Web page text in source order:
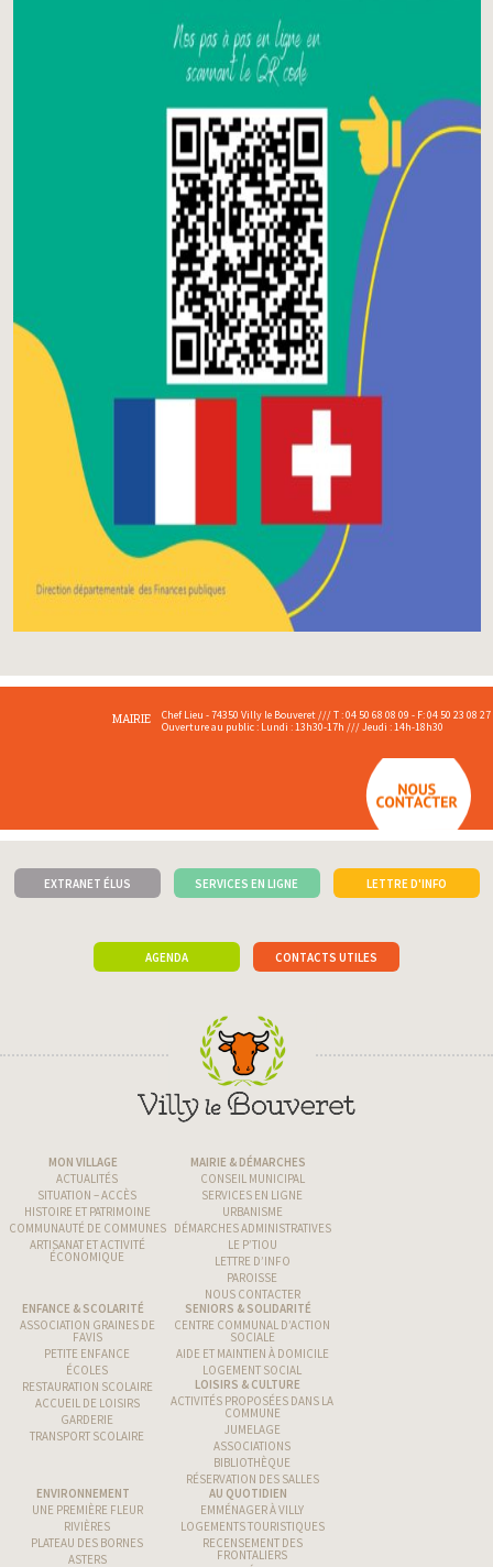
MAIRIE
Chef Lieu - 74350 Villy le Bouveret /// T : 04 50 68 08 09 - F: 04 50 23 08 27
Ouverture au public : Lundi : 13h30-17h /// Jeudi : 14h-18h30
EXTRANET ÉLUS SERVICES EN LIGNE LETTRE D'INFO
AGENDA CONTACTS UTILES
MON VILLAGE
ACTUALITÉS
SITUATION – ACCÈS
HISTOIRE ET PATRIMOINE
COMMUNAUTÉ DE COMMUNES
ARTISANAT ET ACTIVITÉ
ÉCONOMIQUE
MAIRIE & DÉMARCHES
CONSEIL MUNICIPAL
SERVICES EN LIGNE
URBANISME
DÉMARCHES ADMINISTRATIVES
LE P’TIOU
LETTRE D’INFO
PAROISSE
NOUS CONTACTER
ENFANCE & SCOLARITÉ
ASSOCIATION GRAINES DE
FAVIS
PETITE ENFANCE
ÉCOLES
RESTAURATION SCOLAIRE
ACCUEIL DE LOISIRS
GARDERIE
TRANSPORT SCOLAIRE
SENIORS & SOLIDARITÉ
CENTRE COMMUNAL D’ACTION
SOCIALE
AIDE ET MAINTIEN À DOMICILE
LOGEMENT SOCIAL
LOISIRS & CULTURE
ACTIVITÉS PROPOSÉES DANS LA
COMMUNE
JUMELAGE
ASSOCIATIONS
BIBLIOTHÈQUE
RÉSERVATION DES SALLES
ENVIRONNEMENT
UNE PREMIÈRE FLEUR
RIVIÈRES
PLATEAU DES BORNES
ASTERS
AU QUOTIDIEN
EMMÉNAGER À VILLY
LOGEMENTS TOURISTIQUES
RECENSEMENT DES
FRONTALIERS